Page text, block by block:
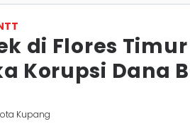
di Flores
Korupsi Dana
Kupang